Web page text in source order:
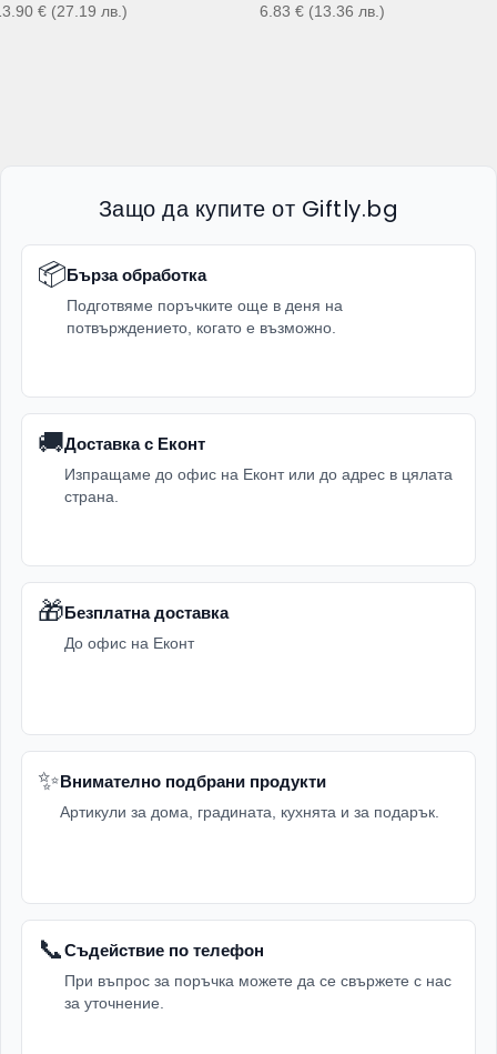
€ (27.19 лв.) 6.83 € (13.36 лв.)
Защо да купите от Giftly.bg
📦Бърза обработка
Подготвяме поръчките още в деня на
потвърждението, когато е възможно.
🚚Доставка с Еконт
Изпращаме до офис на Еконт или до адрес в цялата
страна.
🎁Безплатна доставка
До офис на Еконт
✨Внимателно подбрани продукти
Артикули за дома, градината, кухнята и за подарък.
📞Съдействие по телефон
При въпрос за поръчка можете да се свържете с нас
за уточнение.